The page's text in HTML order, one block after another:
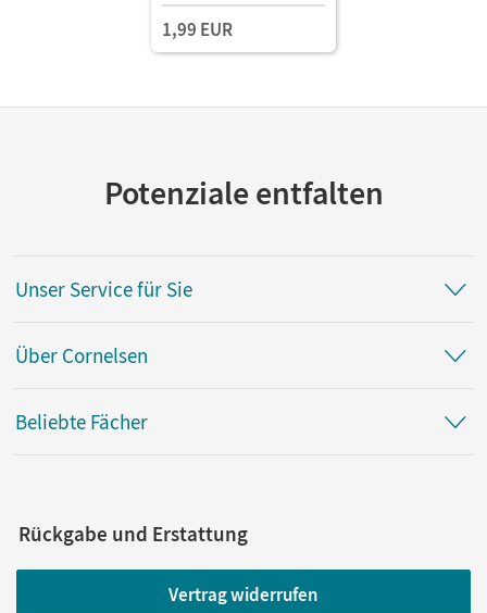
1,99 EUR
Potenziale entfalten
Unser Service für Sie
Über Cornelsen
Beliebte Fächer
Rückgabe und Erstattung
Vertrag widerrufen